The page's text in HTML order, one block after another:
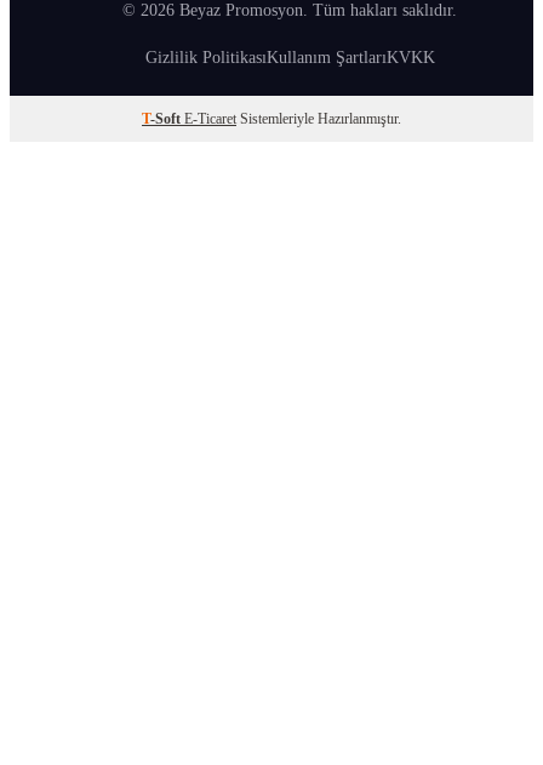
© 2026 Beyaz Promosyon. Tüm hakları saklıdır.
Gizlilik PolitikasıKullanım ŞartlarıKVKK
T-Soft E-Ticaret Sistemleriyle Hazırlanmıştır.